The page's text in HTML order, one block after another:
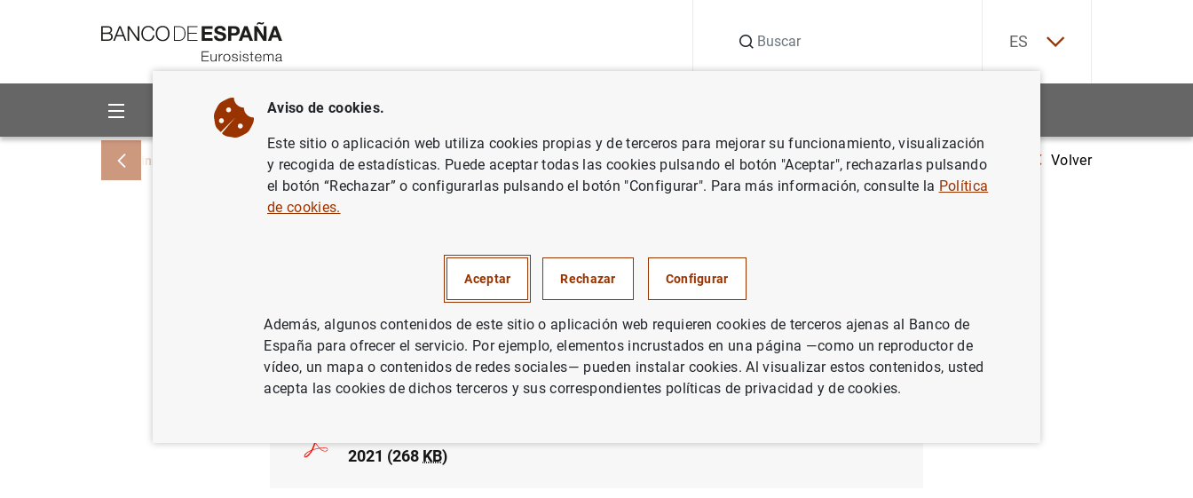
ES
Sobre el Banco Áreas de actuación
Inicio Noticias y eventos Noticias del Banco Central Europeo Notas de prensa del Banco Central Europeo Estadísticas de emisiones de valores de la zona del euro: diciembre
Volver
del euro: diciembre de 2021
SITUACIÓN ECONÓMICA
2021 (268 KB)
Aviso de cookies.
Este sitio o aplicación web utiliza cookies propias y de terceros para mejorar su funcionamiento, visualización
y recogida de estadísticas. Puede aceptar todas las cookies pulsando el botón "Aceptar", rechazarlas pulsando
el botón “Rechazar” o configurarlas pulsando el botón "Configurar". Para más información, consulte la Política
de cookies.
Aceptar Rechazar Configurar
Además, algunos contenidos de este sitio o aplicación web requieren cookies de terceros ajenas al Banco de
España para ofrecer el servicio. Por ejemplo, elementos incrustados en una página —como un reproductor de
vídeo, un mapa o contenidos de redes sociales— pueden instalar cookies. Al visualizar estos contenidos, usted
acepta las cookies de dichos terceros y sus correspondientes políticas de privacidad y de cookies.